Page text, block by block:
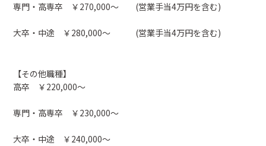
専門・高専卒 ￥270,000～ (営業手当4万円を含む)
大卒・中途 ￥280,000～ (営業手当4万円を含む)
【その他職種】
高卒 ￥220,000～
専門・高専卒 ￥230,000～
大卒・中途 ￥240,000～